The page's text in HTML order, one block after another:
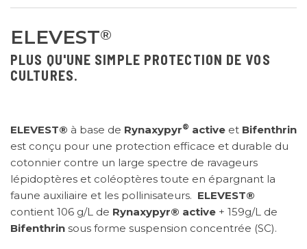
ELEVEST®
PLUS QU'UNE SIMPLE PROTECTION DE VOS
CULTURES.
ELEVEST® à base de Rynaxypyr® active et Bifenthrin
est conçu pour une protection efficace et durable du
cotonnier contre un large spectre de ravageurs
lépidoptères et coléoptères toute en épargnant la
faune auxiliaire et les pollinisateurs. ELEVEST®
contient 106 g/L de Rynaxypyr® active + 159g/L de
Bifenthrin sous forme suspension concentrée (SC).